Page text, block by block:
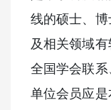
线的硕士、
及相关领域
全国学会联系
单位会员应